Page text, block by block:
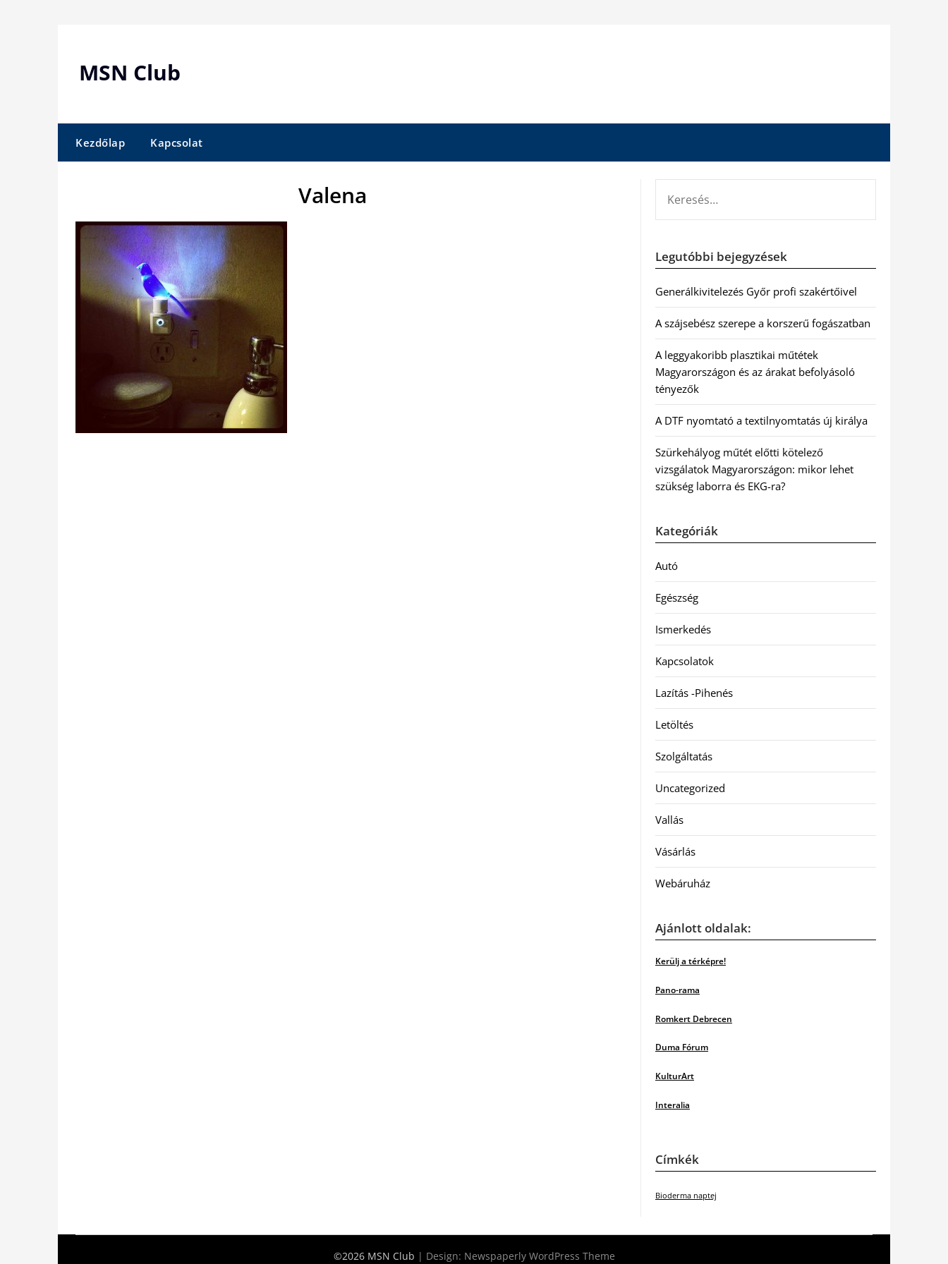
MSN Club
Kezdőlap Kapcsolat
Valena
Legutóbbi bejegyzések
Generálkivitelezés Győr profi szakértőivel
A szájsebész szerepe a korszerű fogászatban
A leggyakoribb plasztikai műtétek
Magyarországon és az árakat befolyásoló
tényezők
A DTF nyomtató a textilnyomtatás új királya
Szürkehályog műtét előtti kötelező
vizsgálatok Magyarországon: mikor lehet
szükség laborra és EKG-ra?
Kategóriák
Autó
Egészség
Ismerkedés
Kapcsolatok
Lazítás -Pihenés
Letöltés
Szolgáltatás
Uncategorized
Vallás
Vásárlás
Webáruház
Ajánlott oldalak:
Kerülj a térképre!
Pano-rama
Romkert Debrecen
Duma Fórum
KulturArt
Interalia
Címkék
Bioderma naptej
©2026 MSN Club | Design: Newspaperly WordPress Theme